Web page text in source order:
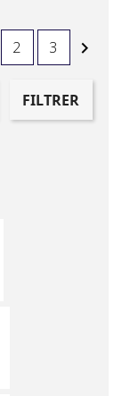
2 3 
FILTRER